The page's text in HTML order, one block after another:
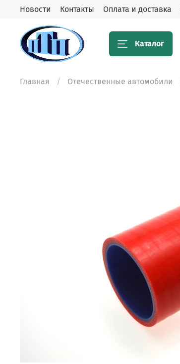
Новости Контакты Оплата и доставка
Каталог
Главная Отечественные автомобили